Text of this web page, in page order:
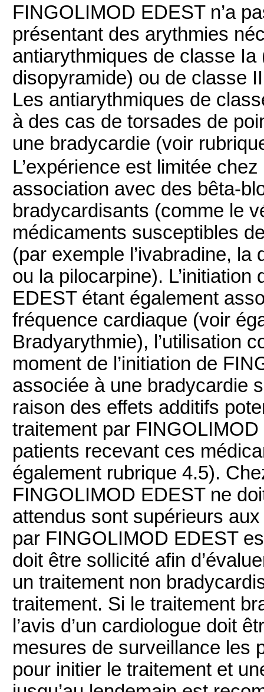
FINGOLIMOD EDEST n’a
présentant des arythmies
antiarythmiques de classe
disopyramide) ou de classe
Les antiarythmiques de
à des cas de torsades de
une bradycardie (voir
L’expérience est limitée
association avec des bêta-
bradycardisants (comme le
médicaments susceptibles
(par exemple l’ivabradine,
ou la pilocarpine).
EDEST étant également
fréquence cardiaque (voir
Bradyarythmie), l’utilisation
moment de l’initiation de
associée à une bradycardie
raison des effets additifs
traitement par
patients recevant ces
également rubrique 4.5).
FINGOLIMOD EDEST ne
attendus sont supérieurs
par FINGOLIMOD EDEST
doit être sollicité afin
un traitement non
traitement. Si le traitement
l’avis d’un cardiologue doit
mesures de surveillance les
pour initier le traitement et